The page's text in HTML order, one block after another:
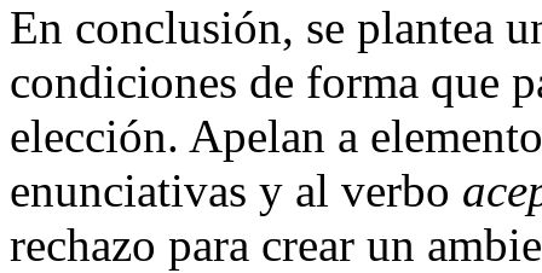
En conclusión, se plantea
condiciones de forma que
elección. Apelan a
enunciativas y al verbo
rechazo para crear un